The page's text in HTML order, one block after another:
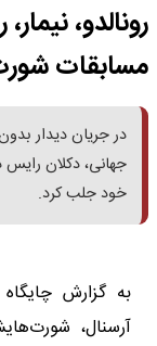
رونالدو،
مسابقات
در جریان دیدار
جهانی، دکلان رایس
خود جلب کرد.
به گزارش
آرسنال،